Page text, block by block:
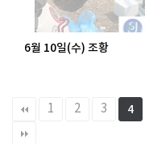
6월 10일(수) 조황
1 2 3 4